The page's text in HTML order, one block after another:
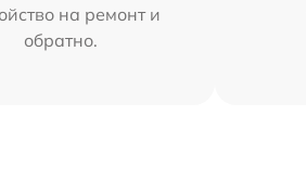
на ремонт и
обратно.